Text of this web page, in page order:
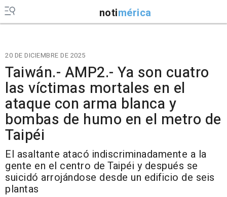
notimérica
20 DE DICIEMBRE DE 2025
Taiwán.- AMP2.- Ya son cuatro
las víctimas mortales en el
ataque con arma blanca y
bombas de humo en el metro de
Taipéi
El asaltante atacó indiscriminadamente a la
gente en el centro de Taipéi y después se
suicidó arrojándose desde un edificio de seis
plantas